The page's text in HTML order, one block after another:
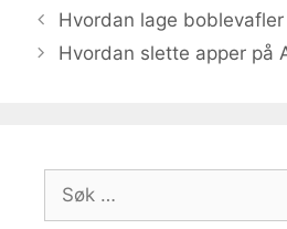
Hvordan lage boblevafler
Hvordan slette apper på
Søk
etter: